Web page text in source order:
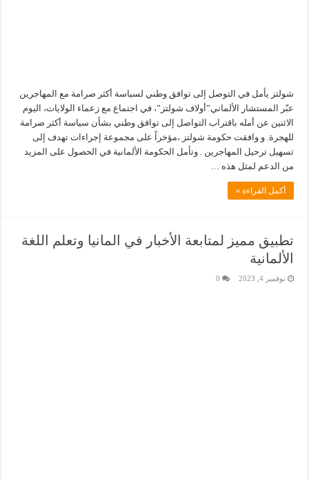
شولتز يأمل في التوصل إلى توافق وطني لسياسة أكثر صرامة مع المهاجرين
عبّر المستشار الألماني”أولاف شولتز”، في اجتماع مع زعماء الولايات، اليوم
الاثنين عن أمله باقتراب التواصل إلى توافق وطني بشأن سياسة أكثر صرامة
للهجرة. و وافقت حكومة شولتز ،مؤخراً على مجموعة إجراءات تهدف إلى
تسهيل ترحيل المهاجرين . وتأمل الحكومة الألمانية في الحصول على المزيد
من الدعم لمثل هذه …
أكمل القراءة »
تطبيق مميز لمتابعة الأخبار في المانيا وتعلم اللغة
الألمانية
نوفمبر 4, 2023 0